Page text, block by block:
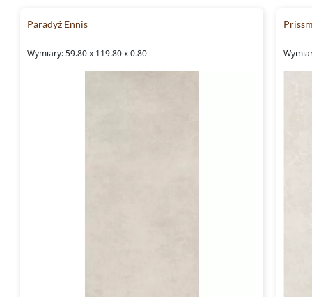
Paradyż Ennis
Wymiary: 59.80 x 119.80 x 0.80